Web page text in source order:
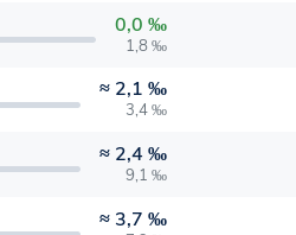
0,0 ‰
1,8 ‰
≈ 2,1 ‰
3,4 ‰
≈ 2,4 ‰
9,1 ‰
≈ 3,7 ‰